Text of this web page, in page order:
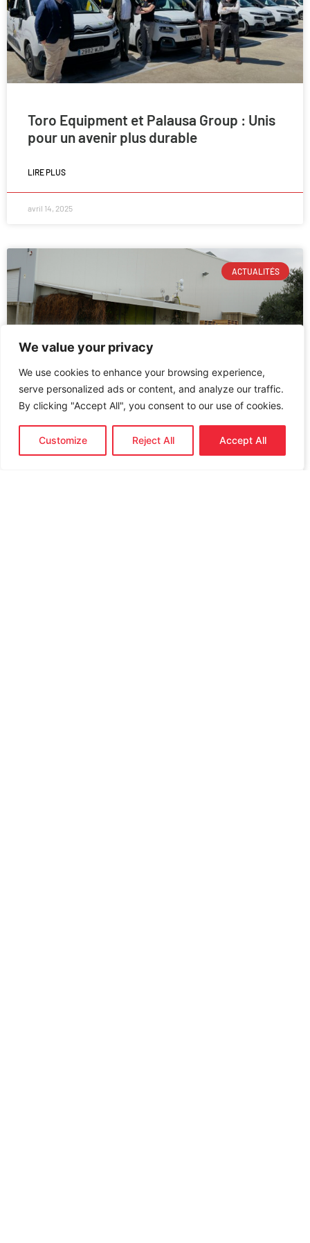
We value your privacy
We use cookies to enhance your browsing experience,
serve personalized ads or content, and analyze our traffic.
By clicking "Accept All", you consent to our use of cookies.
Customize Reject All Accept All
Toro Equipment et Palausa Group : Unis
pour un avenir plus durable
LIRE PLUS
avril 14, 2025
ACTUALITÉS
Visite des étudiants de l’IES Las Salinas,
Laguna de Duero (Valladolid, Espagne)